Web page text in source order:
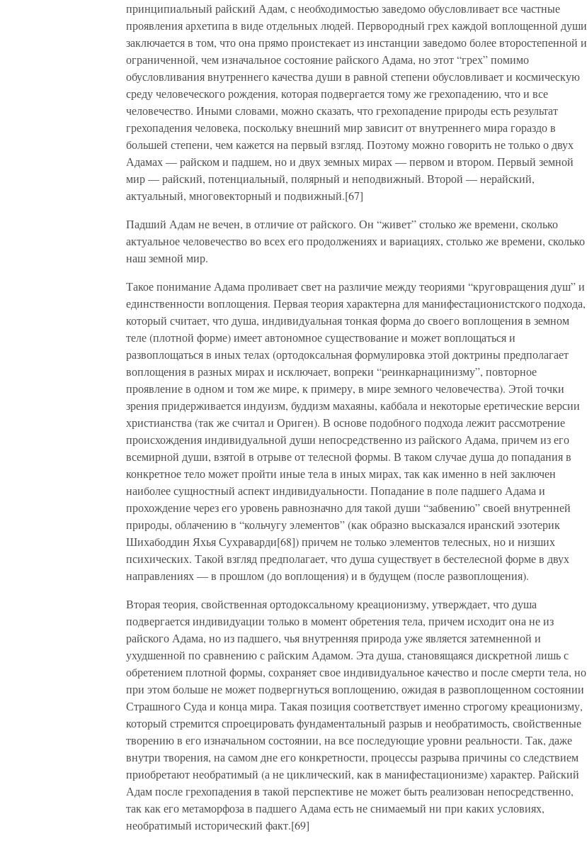
принципиальный райский Адам, с необходимостью заведомо обусловливает все частные
проявления архетипа в виде отдельных людей. Первородный грех каждой воплощенной души
заключается в том, что она прямо проистекает из инстанции заведомо более второстепенной и
ограниченной, чем изначальное состояние райского Адама, но этот “грех” помимо
обусловливания внутреннего качества души в равной степени обусловливает и космическую
среду человеческого рождения, которая подвергается тому же грехопадению, что и все
человечество. Иными словами, можно сказать, что грехопадение природы есть результат
грехопадения человека, поскольку внешний мир зависит от внутреннего мира гораздо в
большей степени, чем кажется на первый взгляд. Поэтому можно говорить не только о двух
Адамах — райском и падшем, но и двух земных мирах — первом и втором. Первый земной
мир — райский, потенциальный, полярный и неподвижный. Второй — нерайский,
актуальный, многовекторный и подвижный.[67]
Падший Адам не вечен, в отличие от райского. Он “живет” столько же времени, сколько
актуальное человечество во всех его продолжениях и вариациях, столько же времени, сколько
наш земной мир.
Такое понимание Адама проливает свет на различие между теориями “круговращения душ” и
единственности воплощения. Первая теория характерна для манифестационистского подхода,
который считает, что душа, индивидуальная тонкая форма до своего воплощения в земном
теле (плотной форме) имеет автономное существование и может воплощаться и
развоплощаться в иных телах (ортодоксальная формулировка этой доктрины предполагает
воплощения в разных мирах и исключает, вопреки “реинкарнацинизму”, повторное
проявление в одном и том же мире, к примеру, в мире земного человечества). Этой точки
зрения придерживается индуизм, буддизм махаяны, каббала и некоторые еретические версии
христианства (так же считал и Ориген). В основе подобного подхода лежит рассмотрение
происхождения индивидуальной души непосредственно из райского Адама, причем из его
всемирной души, взятой в отрыве от телесной формы. В таком случае душа до попадания в
конкретное тело может пройти иные тела в иных мирах, так как именно в ней заключен
наиболее сущностный аспект индивидуальности. Попадание в поле падшего Адама и
прохождение через его уровень равнозначно для такой души “забвению” своей внутренней
природы, облачению в “кольчугу элементов” (как образно высказался иранский эзотерик
Шихабоддин Яхья Сухраварди[68]) причем не только элементов телесных, но и низших
психических. Такой взгляд предполагает, что душа существует в бестелесной форме в двух
направлениях — в прошлом (до воплощения) и в будущем (после развоплощения).
Вторая теория, свойственная ортодоксальному креационизму, утверждает, что душа
подвергается индивидуации только в момент обретения тела, причем исходит она не из
райского Адама, но из падшего, чья внутренняя природа уже является затемненной и
ухудшенной по сравнению с райским Адамом. Эта душа, становящаяся дискретной лишь с
обретением плотной формы, сохраняет свое индивидуальное качество и после смерти тела, но
при этом больше не может подвергнуться воплощению, ожидая в развоплощенном состоянии
Страшного Суда и конца мира. Такая позиция соответствует именно строгому креационизму,
который стремится спроецировать фундаментальный разрыв и необратимость, свойственные
творению в его изначальном состоянии, на все последующие уровни реальности. Так, даже
внутри творения, на самом дне его конкретности, процессы разрыва причины со следствием
приобретают необратимый (а не циклический, как в манифестационизме) характер. Райский
Адам после грехопадения в такой перспективе не может быть реализован непосредственно,
так как его метаморфоза в падшего Адама есть не снимаемый ни при каких условиях,
необратимый исторический факт.[69]